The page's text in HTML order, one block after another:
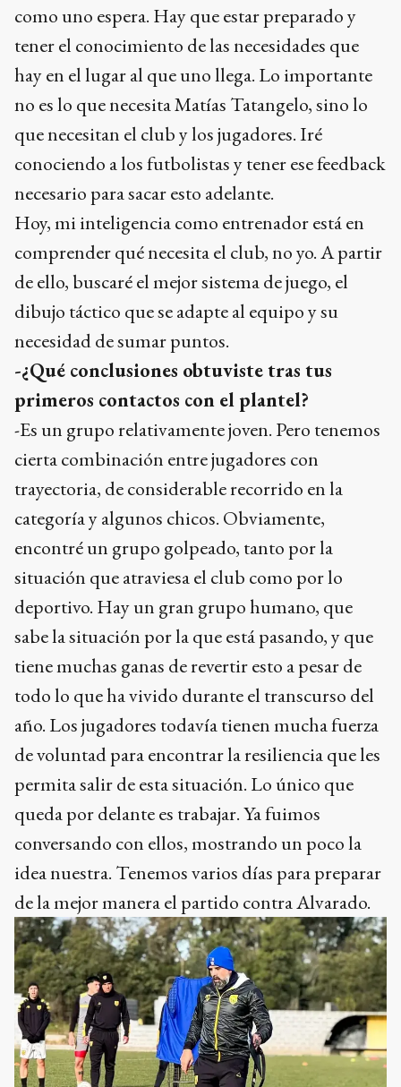
como uno espera. Hay que estar preparado y
tener el conocimiento de las necesidades que
hay en el lugar al que uno llega. Lo importante
no es lo que necesita Matías Tatangelo, sino lo
que necesitan el club y los jugadores. Iré
conociendo a los futbolistas y tener ese feedback
necesario para sacar esto adelante.
Hoy, mi inteligencia como entrenador está en
comprender qué necesita el club, no yo. A partir
de ello, buscaré el mejor sistema de juego, el
dibujo táctico que se adapte al equipo y su
necesidad de sumar puntos.
-¿Qué conclusiones obtuviste tras tus
primeros contactos con el plantel?
-Es un grupo relativamente joven. Pero tenemos
cierta combinación entre jugadores con
trayectoria, de considerable recorrido en la
categoría y algunos chicos. Obviamente,
encontré un grupo golpeado, tanto por la
situación que atraviesa el club como por lo
deportivo. Hay un gran grupo humano, que
sabe la situación por la que está pasando, y que
tiene muchas ganas de revertir esto a pesar de
todo lo que ha vivido durante el transcurso del
año. Los jugadores todavía tienen mucha fuerza
de voluntad para encontrar la resiliencia que les
permita salir de esta situación. Lo único que
queda por delante es trabajar. Ya fuimos
conversando con ellos, mostrando un poco la
idea nuestra. Tenemos varios días para preparar
de la mejor manera el partido contra Alvarado.